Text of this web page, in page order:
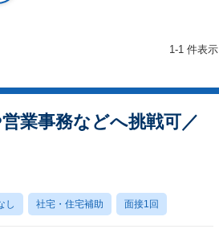
1-1 件表示
業事務などへ挑戦可／
し 社宅・住宅補助 面接1回